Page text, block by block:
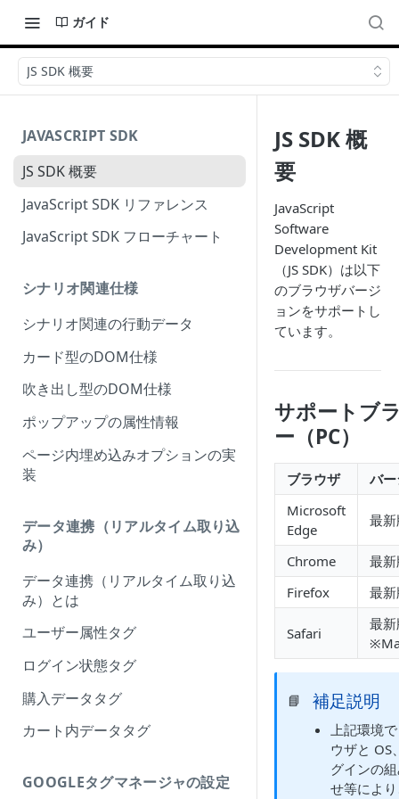
ガイド
JS SDK 概要
JAVASCRIPT SDK
JS SDK 概要
JavaScript SDK リファレンス
JavaScript SDK フローチャート
シナリオ関連仕様
シナリオ関連の行動データ
カード型のDOM仕様
吹き出し型のDOM仕様
ポップアップの属性情報
ページ内埋め込みオプションの実
装
データ連携（リアルタイム取り込
み）
データ連携（リアルタイム取り込
み）とは
ユーザー属性タグ
ログイン状態タグ
購入データタグ
カート内データタグ
GOOGLEタグマネージャの設定
JS SDK 概
要
JavaScript
Software
Development Kit
（JS SDK）は以下
のブラウザバージ
ョンをサポートし
ています。
サポートブ
ー（PC）
ブラウザ
バ
Microsoft
Edge
最
Chrome
最
Firefox
最
Safari
最
📘 補足説明
上記環境
ウザと OS
グインの
せ等によ